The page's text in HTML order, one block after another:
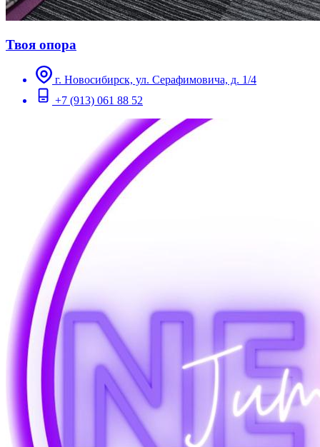
Твоя опора
г. Новосибирск, ул. Серафимовича, д. 1/4
+7 (913) 061 88 52